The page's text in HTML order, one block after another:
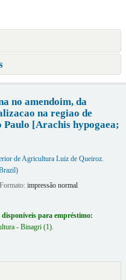
no amendoim, da
na regiao de
Paulo [Arachis hypogaea;
de Agricultura Luiz de Queiroz.
impressão normal
disponíveis para empréstimo:
- Binagri(1).